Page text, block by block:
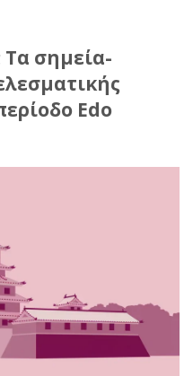
Τα σημεία-
Edo